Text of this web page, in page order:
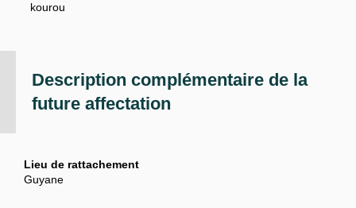
kourou
Description complémentaire de la
future affectation
Lieu de rattachement
Guyane